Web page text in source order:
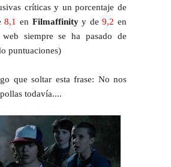
críticas y un porcentaje de
8,1 en Filmaffinityy de9,2 en
web siempre se ha pasado de
puntuaciones)
que soltar esta frase: No nos
todavía....